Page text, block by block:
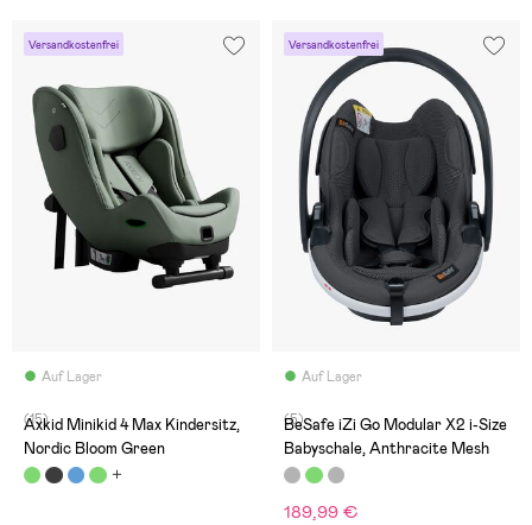
Versandkostenfrei
Auf Lager
(15)
Axkid Minikid 4 Max Kindersitz,
Nordic Bloom Green
Versandkostenfrei
Auf Lager
(5)
BeSafe iZi Go Modular X2 i-Size
Babyschale, Anthracite Mesh
189,99 €